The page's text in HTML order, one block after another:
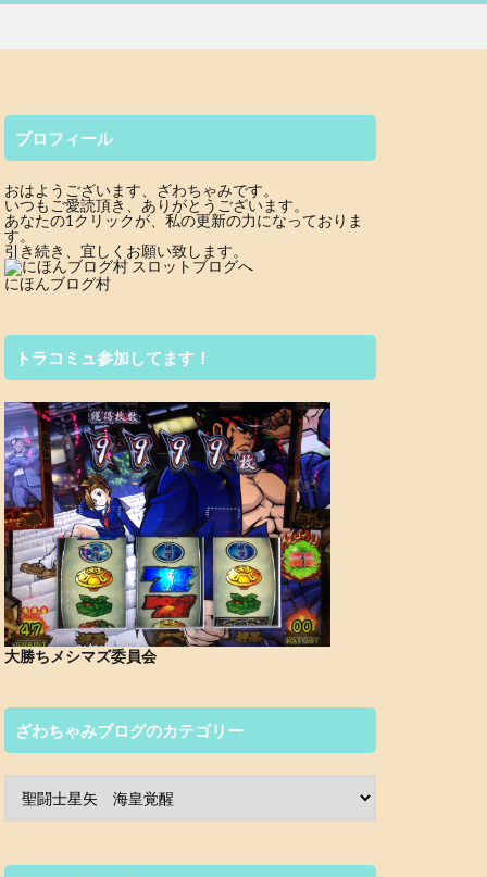
プロフィール
おはようございます、ざわちゃみです。
いつもご愛読頂き、ありがとうございます。
あなたの1クリックが、私の更新の力になっておりま
す。
引き続き、宜しくお願い致します。
にほんブログ村
トラコミュ参加してます！
大勝ちメシマズ委員会
ざわちゃみブログのカテゴリー